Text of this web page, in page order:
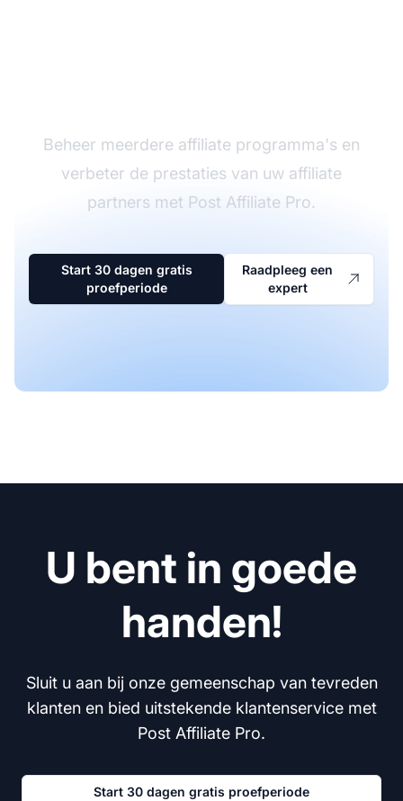
Beheer meerdere affiliate programma's en
verbeter de prestaties van uw affiliate
partners met Post Affiliate Pro.
Start 30 dagen gratis
proefperiode
Raadpleeg een
expert
U bent in goede
handen!
Sluit u aan bij onze gemeenschap van tevreden
klanten en bied uitstekende klantenservice met
Post Affiliate Pro.
Start 30 dagen gratis proefperiode